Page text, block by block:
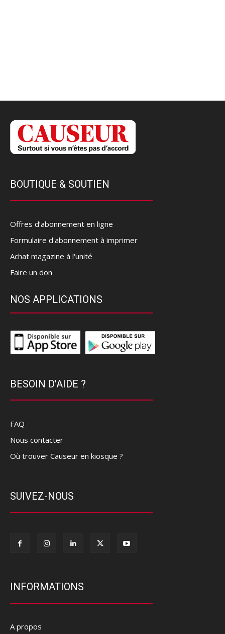
BOUTIQUE & SOUTIEN
Offres d’abonnement en ligne
Formulaire d'abonnement à imprimer
Achat magazine à l'unité
Faire un don
NOS APPLICATIONS
BESOIN D'AIDE ?
FAQ
Nous contacter
Où trouver Causeur en kiosque ?
SUIVEZ-NOUS
INFORMATIONS
A propos